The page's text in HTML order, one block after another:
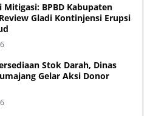
BPBD Kabupaten
Gladi Kontinjensi Erupsi
Stok Darah, Dinas
Gelar Aksi Donor